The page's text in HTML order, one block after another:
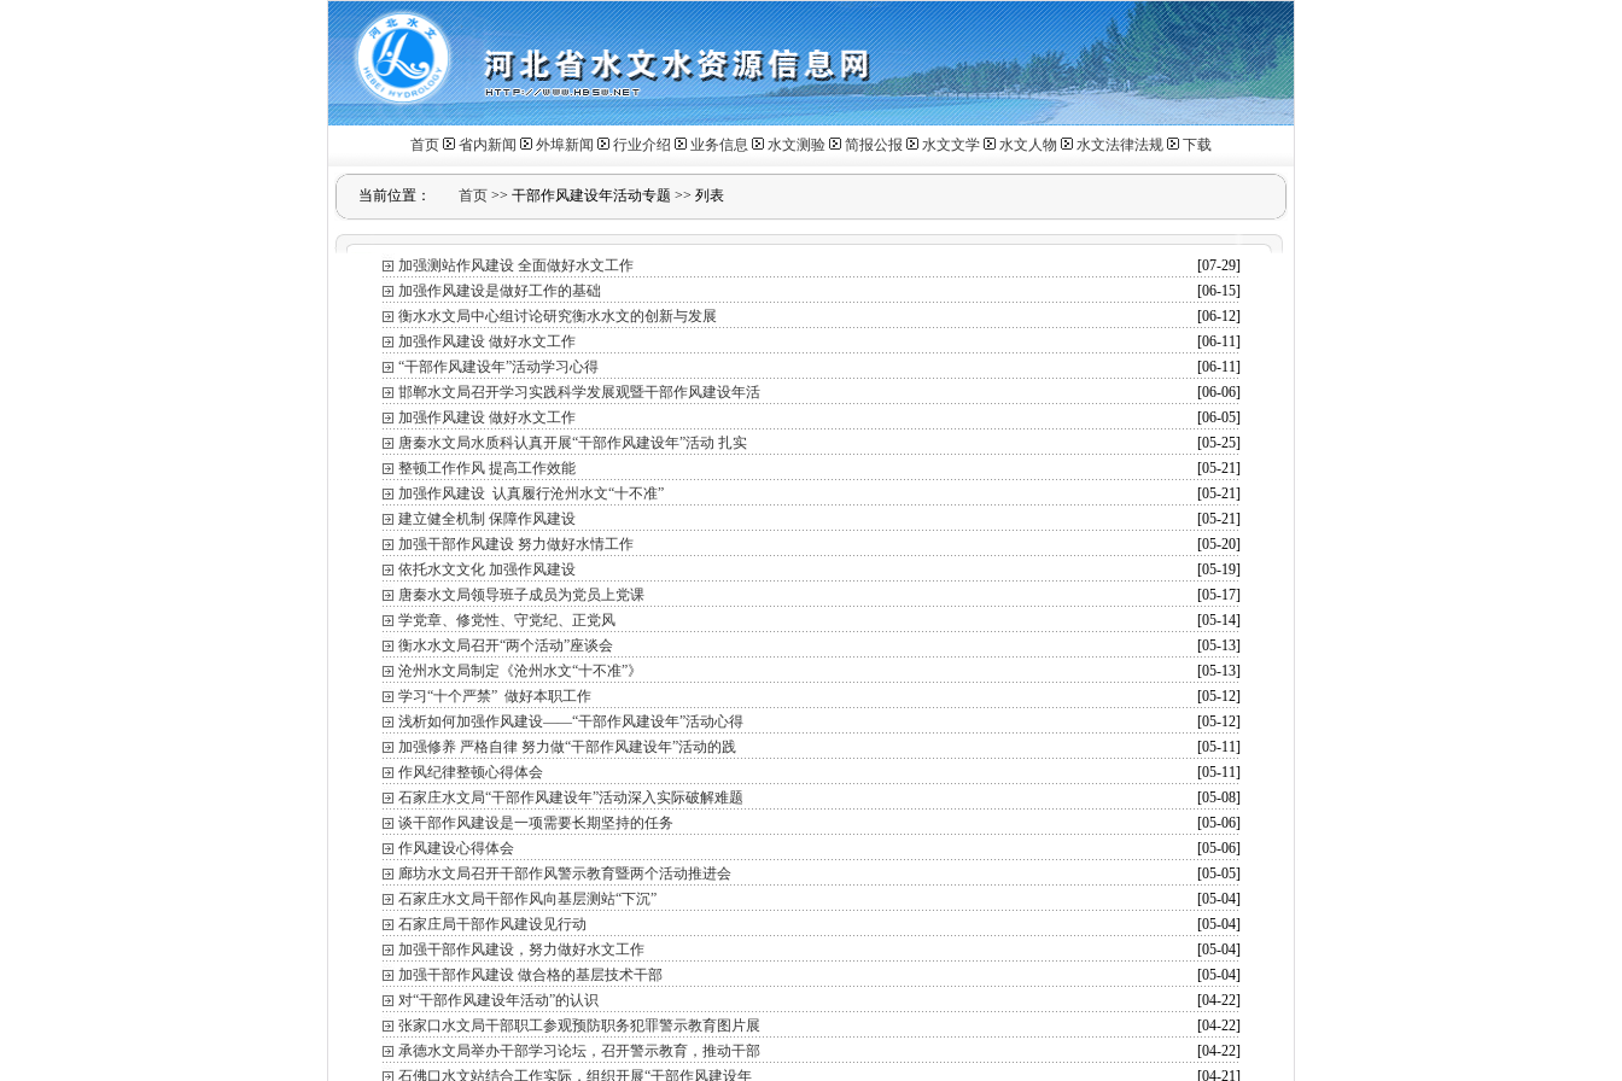
首页 省内新闻 外埠新闻 行业介绍 业务信息 水文测验 简报公报 水文文学 水文人物 水文法律法规 下载
当前位置： 首页 >> 干部作风建设年活动专题 >> 列表
加强测站作风建设 全面做好水文工作
[07-29]
加强作风建设是做好工作的基础
[06-15]
衡水水文局中心组讨论研究衡水水文的创新与发展
[06-12]
加强作风建设 做好水文工作
[06-11]
“干部作风建设年”活动学习心得
[06-11]
邯郸水文局召开学习实践科学发展观暨干部作风建设年活
[06-06]
加强作风建设 做好水文工作
[06-05]
唐秦水文局水质科认真开展“干部作风建设年”活动 扎实
[05-25]
整顿工作作风 提高工作效能
[05-21]
加强作风建设 认真履行沧州水文“十不准”
[05-21]
建立健全机制 保障作风建设
[05-21]
加强干部作风建设 努力做好水情工作
[05-20]
依托水文文化 加强作风建设
[05-19]
唐秦水文局领导班子成员为党员上党课
[05-17]
学党章、修党性、守党纪、正党风
[05-14]
衡水水文局召开“两个活动”座谈会
[05-13]
沧州水文局制定《沧州水文“十不准”》
[05-13]
学习“十个严禁” 做好本职工作
[05-12]
浅析如何加强作风建设——“干部作风建设年”活动心得
[05-12]
加强修养 严格自律 努力做“干部作风建设年”活动的践
[05-11]
作风纪律整顿心得体会
[05-11]
石家庄水文局“干部作风建设年”活动深入实际破解难题
[05-08]
谈干部作风建设是一项需要长期坚持的任务
[05-06]
作风建设心得体会
[05-06]
廊坊水文局召开干部作风警示教育暨两个活动推进会
[05-05]
石家庄水文局干部作风向基层测站“下沉”
[05-04]
石家庄局干部作风建设见行动
[05-04]
加强干部作风建设，努力做好水文工作
[05-04]
加强干部作风建设 做合格的基层技术干部
[05-04]
对“干部作风建设年活动”的认识
[04-22]
张家口水文局干部职工参观预防职务犯罪警示教育图片展
[04-22]
承德水文局举办干部学习论坛，召开警示教育，推动干部
[04-22]
石佛口水文站结合工作实际，组织开展“干部作风建设年
[04-21]